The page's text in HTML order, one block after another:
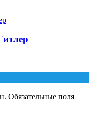
Обязательные поля